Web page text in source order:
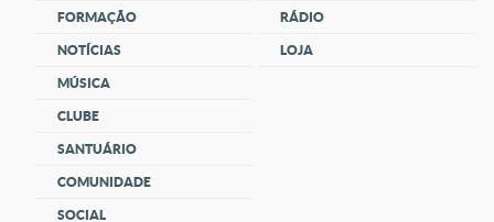
FORMAÇÃO
NOTÍCIAS
MÚSICA
CLUBE
SANTUÁRIO
COMUNIDADE
SOCIAL
RÁDIO
LOJA